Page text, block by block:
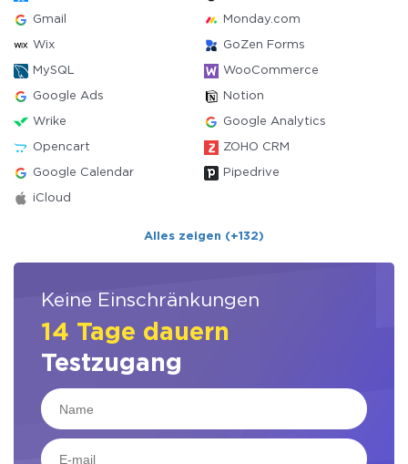
Gmail Monday.com
Wix GoZen Forms
MySQL WooCommerce
Google Ads Notion
Wrike Google Analytics
Opencart ZOHO CRM
Google Calendar Pipedrive
iCloud
Alles zeigen (+132)
Keine Einschränkungen
14 Tage dauern
Testzugang